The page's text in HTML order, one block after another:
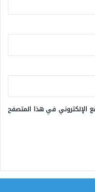
الإلكتروني في هذا المتصفح